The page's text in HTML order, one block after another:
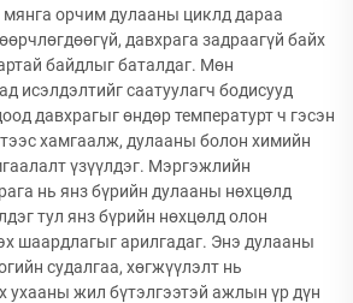
мянга орчим дулааны циклд дараа
давхрага задраагүй байх
байдлыг баталдаг. Мөн
исэлдэлтийг саатуулагч бодисууд
давхрагыг өндөр температурт ч гэсэн
хамгаалж, дулааны болон химийн
үзүүлдэг. Мэргэжлийн
нь янз бүрийн дулааны нөхцөлд
тул янз бүрийн нөхцөлд олон
шаардлагыг арилгадаг. Энэ дулааны
судалгаа, хөгжүүлэлт нь
жил бүтэлгээтэй ажлын үр дүн